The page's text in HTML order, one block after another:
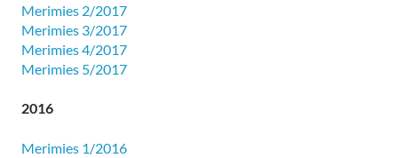
Merimies 2/2017
Merimies 3/2017
Merimies 4/2017
Merimies 5/2017
2016
Merimies 1/2016